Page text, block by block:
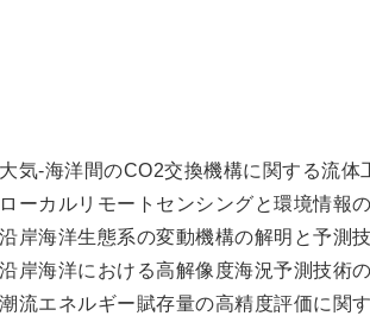
気-海洋間のCO2交換機構に関する流体
ーカルリモートセンシングと環境情報
岸海洋生態系の変動機構の解明と予測
岸海洋における高解像度海況予測技術
流エネルギー賦存量の高精度評価に関